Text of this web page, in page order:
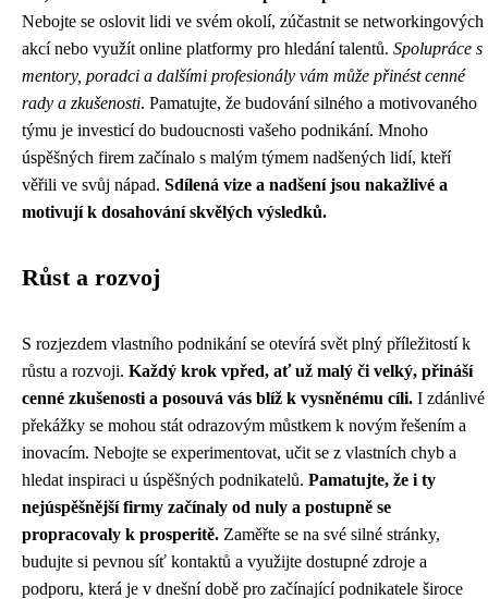
Nebojte se oslovit lidi ve svém okolí, zúčastnit se networkingových
akcí nebo využít online platformy pro hledání talentů. Spolupráce s
mentory, poradci a dalšími profesionály vám může přinést cenné
rady a zkušenosti. Pamatujte, že budování silného a motivovaného
týmu je investicí do budoucnosti vašeho podnikání. Mnoho
úspěšných firem začínalo s malým týmem nadšených lidí, kteří
věřili ve svůj nápad. Sdílená vize a nadšení jsou nakažlivé a
motivují k dosahování skvělých výsledků.
Růst a rozvoj
S rozjezdem vlastního podnikání se otevírá svět plný příležitostí k
růstu a rozvoji. Každý krok vpřed, ať už malý či velký, přináší
cenné zkušenosti a posouvá vás blíž k vysněnému cíli. I zdánlivé
překážky se mohou stát odrazovým můstkem k novým řešením a
inovacím. Nebojte se experimentovat, učit se z vlastních chyb a
hledat inspiraci u úspěšných podnikatelů. Pamatujte, že i ty
nejúspěšnější firmy začínaly od nuly a postupně se
propracovaly k prosperitě. Zaměřte se na své silné stránky,
budujte si pevnou síť kontaktů a využijte dostupné zdroje a
podporu, která je v dnešní době pro začínající podnikatele široce